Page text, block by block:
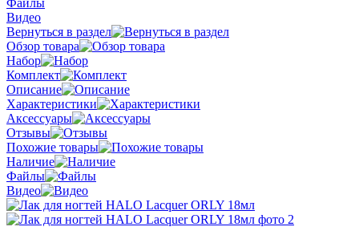
Видео
Вернуться в раздел
Обзор товара
Набор
Комплект
Описание
Характеристики
Аксессуары
Отзывы
Похожие товары
Наличие
Файлы
Видео